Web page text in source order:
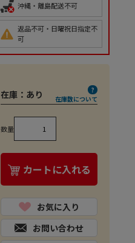
沖縄・離島配送不可
返品不可・日曜祝日指定不
可
在庫： あり 在庫数について
数量
カートに入れる
お気に入り
お問い合わせ